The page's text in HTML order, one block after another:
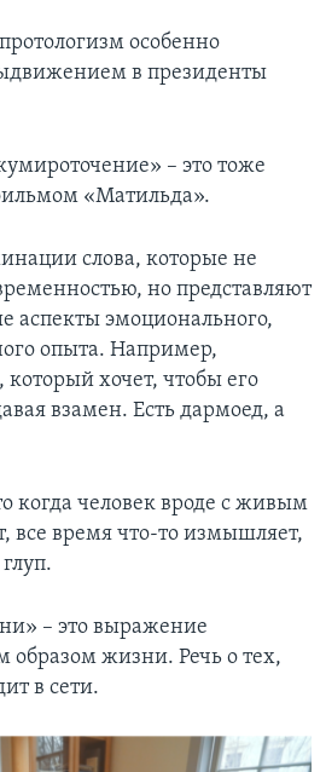
особенно
в президенты
– это тоже
«Матильда».
слова, которые не
но представляют
аспекты эмоционального,
опыта. Например,
хочет, чтобы его
взамен. Есть дармоед, а
когда человек вроде с живым
все время что-то измышляет,
– это выражение
образом жизни. Речь о тех,
в сети.